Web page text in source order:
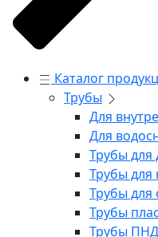
Каталог
Трубы
Для
Для
Трубы для
Трубы для
Трубы для
Трубы
Трубы ПНД